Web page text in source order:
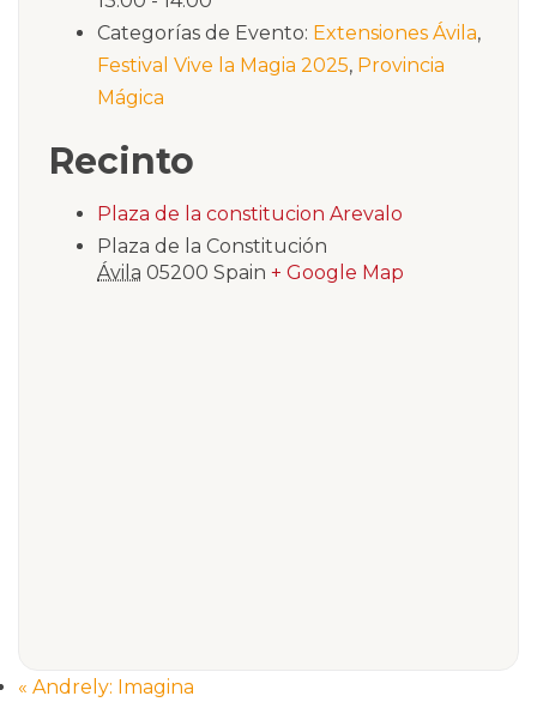
Categorías de Evento: Extensiones Ávila,
Festival Vive la Magia 2025, Provincia
Mágica
Recinto
Plaza de la constitucion Arevalo
Plaza de la Constitución
Ávila 05200 Spain + Google Map
« Andrely: Imagina